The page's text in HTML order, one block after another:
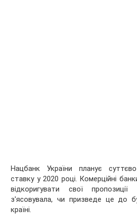
Нацбанк України планує
ставку у 2020 році. Комерційні
відкоригувати свої
з'ясовувала, чи призведе це до
країні.